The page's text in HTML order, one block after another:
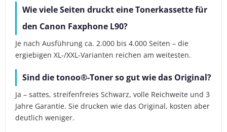
Wie viele Seiten druckt eine Tonerkassette für
den Canon Faxphone L90?
Je nach Ausführung ca. 2.000 bis 4.000 Seiten – die
ergiebigen XL-/XXL-Varianten reichen am weitesten.
Sind die tonoo®-Toner so gut wie das Original?
Ja – sattes, streifenfreies Schwarz, volle Reichweite und 3
Jahre Garantie. Sie drucken wie das Original, kosten aber
deutlich weniger.